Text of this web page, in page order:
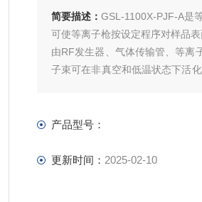
简要描述： GSL-1100X-PJF-A是
可使等离子枪按设定程序对样品
由RF发生器、气体传输管、等离
子束可在非真空和低温状态下活
产品型号：
更新时间： 2025-02-10